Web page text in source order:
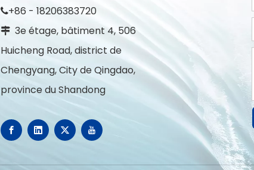
+86 - 18206383720
 3e étage, bâtiment 4, 506
Huicheng Road, district de
Chengyang, City de Qingdao,
province du Shandong